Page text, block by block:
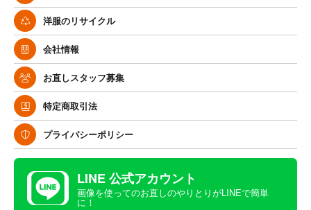
洋服のリサイクル
会社情報
お直しスタッフ募集
特定商取引法
プライバシーポリシー
LINE 公式アカウント
画像を使ってのお直しのやりとりがLINEで簡単
に！